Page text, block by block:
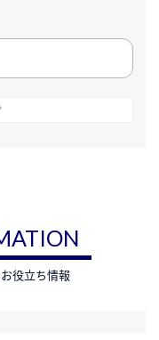
役立ち情報